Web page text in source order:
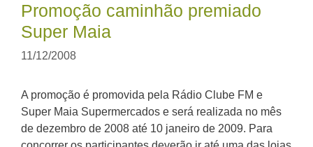
Promoção caminhão premiado
Super Maia
11/12/2008
A promoção é promovida pela Rádio Clube FM e
Super Maia Supermercados e será realizada no mês
de dezembro de 2008 até 10 janeiro de 2009. Para